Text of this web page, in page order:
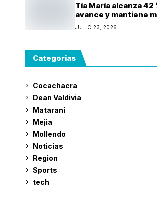
Tía María alcanza 42
avance y mantiene
de iniciar producción
durante 2027
JULIO 23, 2026
Categorias
Cocachacra
Dean Valdivia
Matarani
Mejia
Mollendo
Noticias
Region
Sports
tech